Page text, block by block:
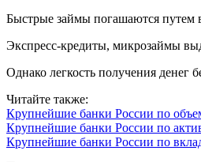
Быстрые займы погашаются путем
Экспресс-кредиты, микрозаймы
Однако легкость получения денег
Читайте также:
Крупнейшие банки России по
Крупнейшие банки России по
Крупнейшие банки России по